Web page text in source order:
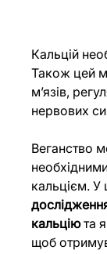
Кальцій
Також цей
м’язів,
нервових
Веганство
кальцієм. У
кальцію та
щоб